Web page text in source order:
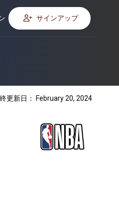
サインアップ
更新日： February 20, 2024